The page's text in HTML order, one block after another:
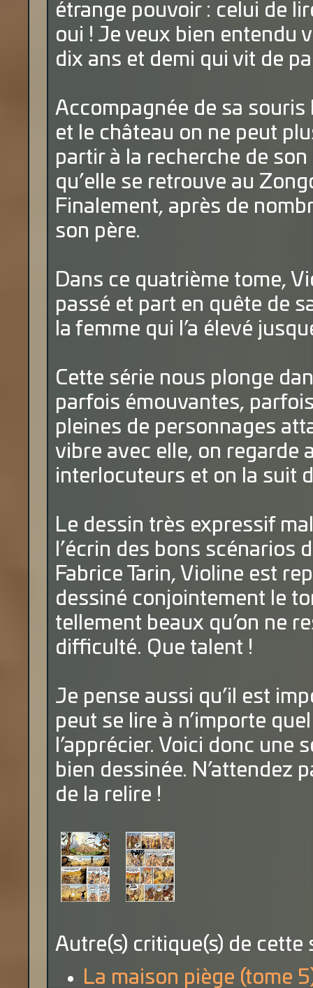
étrange pouvoir : celui de
oui ! Je veux bien entendu
dix ans et demi qui vit de
Accompagnée de sa
et le château on ne peut
partir à la recherche de
qu’elle se retrouve au
Finalement, après de
son père.
Dans ce quatrième tome,
passé et part en quête de
la femme qui l’a élevé
Cette série nous plonge
parfois émouvantes,
pleines de personnages
vibre avec elle, on regarde
interlocuteurs et on la suit
Le dessin très expressif
l’écrin des bons scénarios
Fabrice Tarin, Violine est
dessiné conjointement le
tellement beaux qu’on ne
difficulté. Que talent !
Je pense aussi qu’il est
peut se lire à n’importe
l’apprécier. Voici donc
bien dessinée. N’attendez
de la relire !
Autre(s) critique(s) de cette
La maison piège (tome